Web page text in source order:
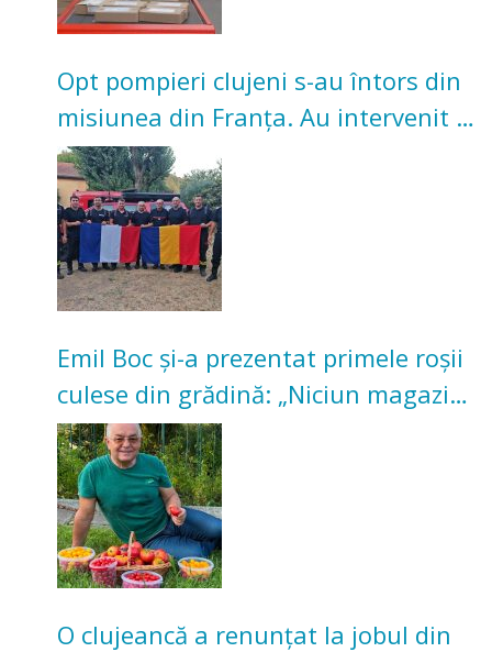
Opt pompieri clujeni s-au întors din
misiunea din Franța. Au intervenit la
incendii de vegetație și pădure
Emil Boc și-a prezentat primele roșii
culese din grădină: „Niciun magazin
nu poate oferi această satisfacție”
O clujeancă a renunțat la jobul din